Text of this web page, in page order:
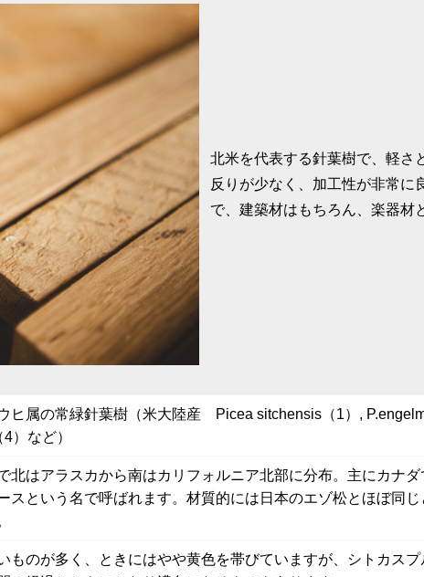
北米を代表する針葉樹で、軽さ
反りが少なく、加工性が非常に
で、建築材はもちろん、楽器材
ヒ属の常緑針葉樹（米大陸産 Picea sitchensis（1）,
）など）
北はアラスカから南はカリフォルニア北部に分布。主にカナ
スという名で呼ばれます。材質的には日本のエゾ松とほぼ同
ものが多く、ときにはやや黄色を帯びていますが、シトカス